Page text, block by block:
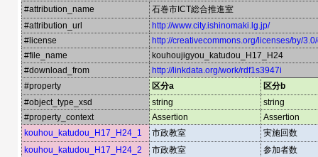
#attribution_name
石巻市ICT総合推進室
#attribution_url
http://www.city.ishinomaki.lg.jp/
#license
http://creativecommons.org/licenses/by/
#file_name
kouhoujigyou_katudou_H17_H24
#download_from
http://linkdata.org/work/rdf1s3947i
#property
区分a
区分b
#object_type_xsd
string
string
#property_context
Assertion
Assertion
kouhou_katudou_H17_H24_1
市政教室
実施回数
kouhou_katudou_H17_H24_2
市政教室
参加者数